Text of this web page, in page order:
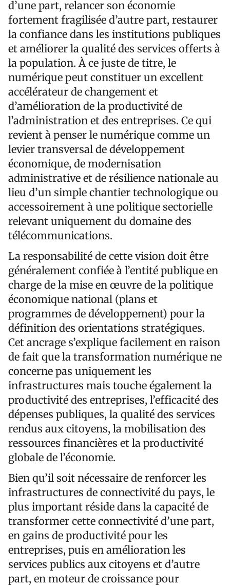
d’une part, relancer son économie
fortement fragilisée d’autre part, restaurer
la confiance dans les institutions publiques
et améliorer la qualité des services offerts à
la population. À ce juste de titre, le
numérique peut constituer un excellent
accélérateur de changement et
d’amélioration de la productivité de
l’administration et des entreprises. Ce qui
revient à penser le numérique comme un
levier transversal de développement
économique, de modernisation
administrative et de résilience nationale au
lieu d’un simple chantier technologique ou
accessoirement à une politique sectorielle
relevant uniquement du domaine des
télécommunications.
La responsabilité de cette vision doit être
généralement confiée à l’entité publique en
charge de la mise en œuvre de la politique
économique national (plans et
programmes de développement) pour la
définition des orientations stratégiques.
Cet ancrage s’explique facilement en raison
de fait que la transformation numérique ne
concerne pas uniquement les
infrastructures mais touche également la
productivité des entreprises, l’efficacité des
dépenses publiques, la qualité des services
rendus aux citoyens, la mobilisation des
ressources financières et la productivité
globale de l’économie.
Bien qu’il soit nécessaire de renforcer les
infrastructures de connectivité du pays, le
plus important réside dans la capacité de
transformer cette connectivité d’une part,
en gains de productivité pour les
entreprises, puis en amélioration les
services publics aux citoyens et d’autre
part, en moteur de croissance pour